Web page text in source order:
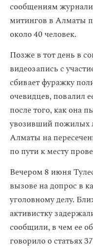
сообщениям
митингов в Алматы
около 40 человек.
Позже в тот день в
видеозапись с
сбивает фуражку
очевидцев, повалил
после того, как она
увозивший пожилых
Алматы на
по пути к месту
Вечером 8 июня
вызове на допрос в
уголовному делу.
активистку
сообщили, в чем ее
говорило о статьях